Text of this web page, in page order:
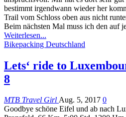
bestimmt irgendwann wieder her
Trail vom Schloss oben aus nicht
Beim nächsten Mal muss ich den auf
Weiterlesen...
Bikepacking Deutschland
Lets‘ ride to
8
MTB Travel Girl Aug. 5, 2017 0
Goodbye schöne Eifel und ab nach